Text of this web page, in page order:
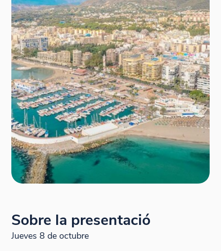
Sobre la presentació
Jueves 8 de octubre